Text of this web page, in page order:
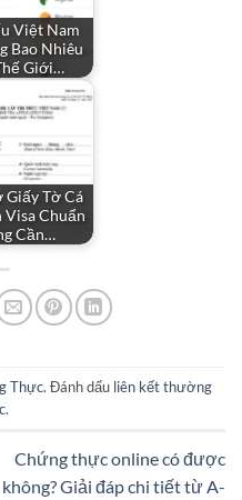
Việt Nam
Bao Nhiêu
Giới…
Giấy Tờ Cá
Visa Chuẩn
Cần…
Thực. Đánh dấu liên kết thường
.
Chứng thực online có được
không? Giải đáp chi tiết từ A-